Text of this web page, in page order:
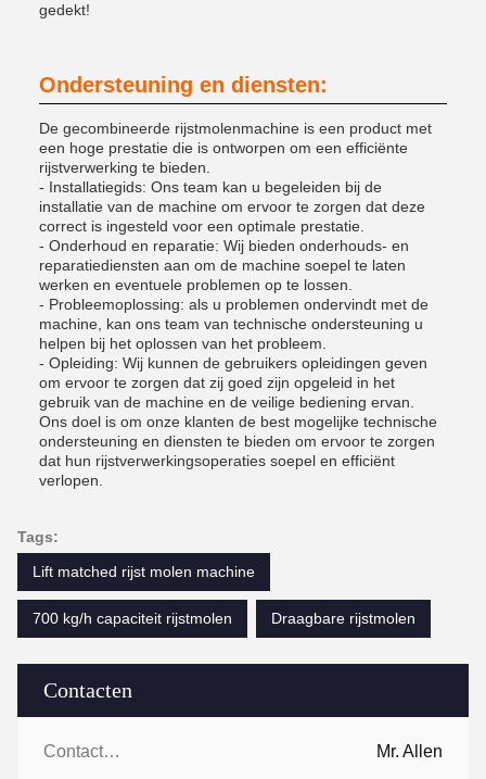
Contacten
Contacten: Mr. Allen
gedekt!
Ondersteuning en diensten:
De gecombineerde rijstmolenmachine is een product met
een hoge prestatie die is ontworpen om een efficiënte
rijstverwerking te bieden.
- Installatiegids: Ons team kan u begeleiden bij de
installatie van de machine om ervoor te zorgen dat deze
correct is ingesteld voor een optimale prestatie.
- Onderhoud en reparatie: Wij bieden onderhouds- en
reparatiediensten aan om de machine soepel te laten
werken en eventuele problemen op te lossen.
- Probleemoplossing: als u problemen ondervindt met de
machine, kan ons team van technische ondersteuning u
helpen bij het oplossen van het probleem.
- Opleiding: Wij kunnen de gebruikers opleidingen geven
om ervoor te zorgen dat zij goed zijn opgeleid in het
gebruik van de machine en de veilige bediening ervan.
Ons doel is om onze klanten de best mogelijke technische
ondersteuning en diensten te bieden om ervoor te zorgen
dat hun rijstverwerkingsoperaties soepel en efficiënt
verlopen.
Tags:
Lift matched rijst molen machine
700 kg/h capaciteit rijstmolen Draagbare rijstmolen